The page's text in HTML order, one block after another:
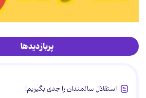
پربازدیدها
استقلال سالمندان را جدی بگیریم!